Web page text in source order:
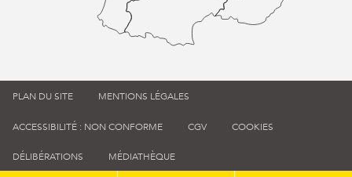
PLAN DU SITE MENTIONS LÉGALES
ACCESSIBILITÉ : NON CONFORME CGV COOKIES
DÉLIBÉRATIONS MÉDIATHÈQUE